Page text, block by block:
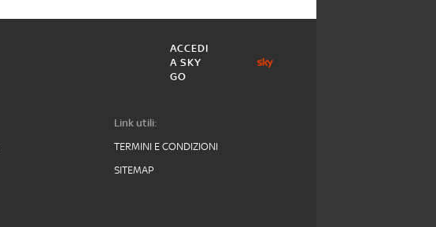
ACCEDI
A SKY
GO
Link utili:
TERMINI E CONDIZIONI
SITEMAP